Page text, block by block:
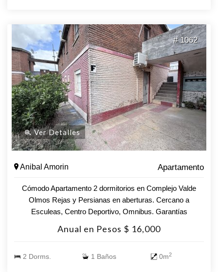
Garantía: Porto Seguros, Mapfre, Sura, Fideciú. Somos
corredores Porto Seguros, Mapfre, Sura y Fideciú,
tramitando con agilidad los mismos desde nuestras
oficinas.- **Consulte con nuestros asesores para obtener
más información. ** ¡Estamos aquí para ayudarte a dar el
siguiente paso!
# 1062
Ver Detalles
Anibal Amorin Apartamento
Cómodo Apartamento 2 dormitorios en Complejo Valde
Olmos Rejas y Persianas en aberturas. Cercano a
Esculeas, Centro Deportivo, Omnibus. Garantías
aceptadas: Porto, Mapfre, Fifeciu, Sura. Se tramitan desde
la inmobiliaria. Coordine una visita y acceda a su vivienda.
Anual en Pesos $ 16,000
2 Dorms. 1 Baños 0m2